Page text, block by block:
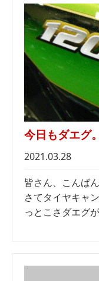
今日もダエグ。
2021.03.28
皆さん、こん
さてタイヤキャ
っとこさダエグ